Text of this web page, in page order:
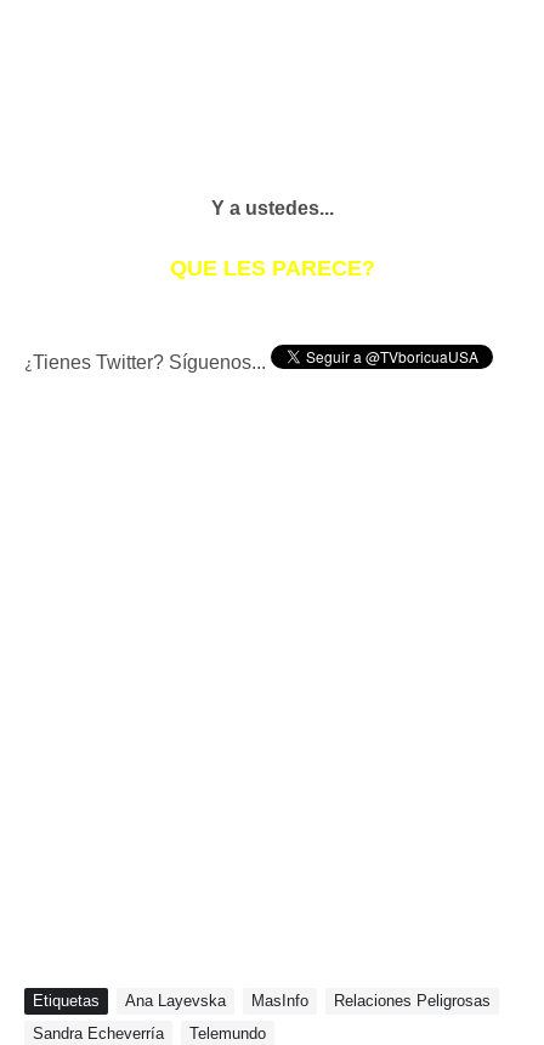
Y a ustedes...
QUE LES PARECE?
¿Tienes Twitter? Síguenos...
Etiquetas Ana Layevska MasInfo
Relaciones Peligrosas
Sandra Echeverría
Telemundo